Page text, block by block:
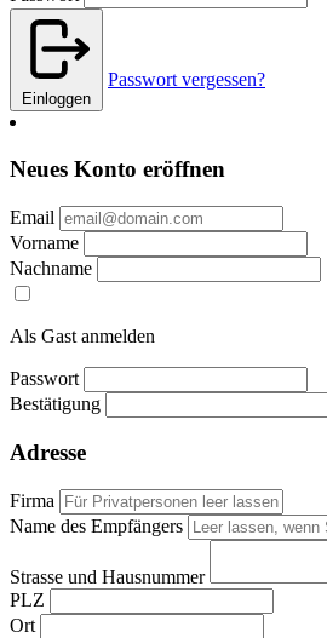
Einloggen
Passwort vergessen?
Neues Konto eröffnen
Email
Vorname
Nachname
Als Gast anmelden
Passwort
Bestätigung
Adresse
Firma
Name des Empfängers
Strasse und Hausnummer
PLZ
Ort